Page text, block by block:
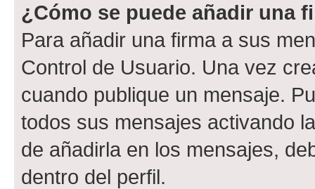
¿Cómo se puede añadir una
Para añadir una firma a sus
Control de Usuario. Una vez
cuando publique un mensaje.
todos sus mensajes activando
de añadirla en los mensajes,
dentro del perfil.